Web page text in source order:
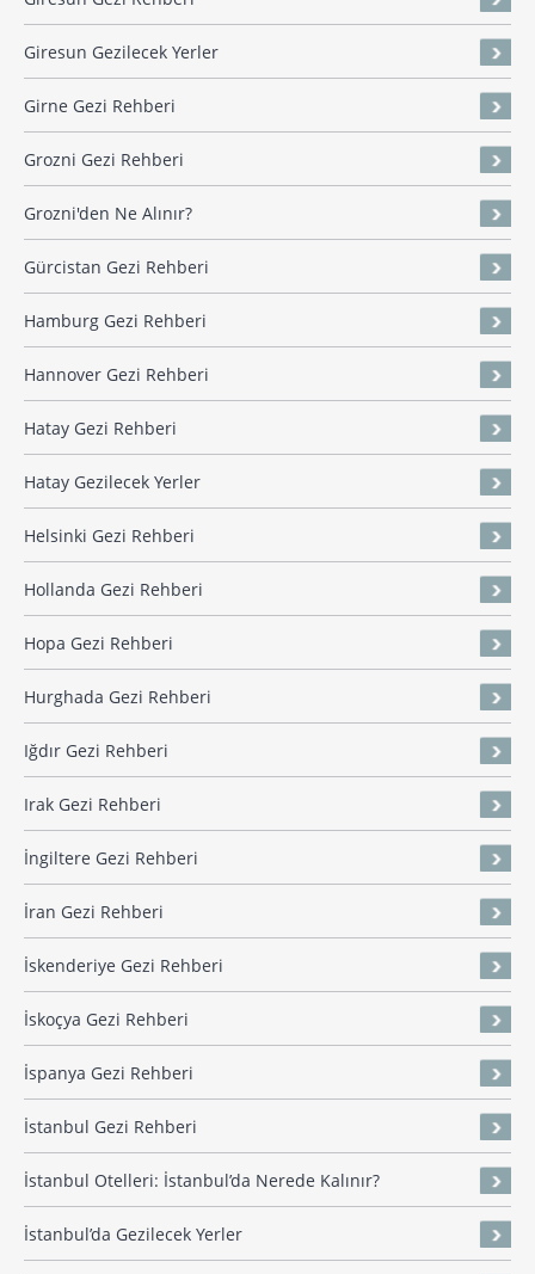
Giresun Gezilecek Yerler
Girne Gezi Rehberi
Grozni Gezi Rehberi
Grozni'den Ne Alınır?
Gürcistan Gezi Rehberi
Hamburg Gezi Rehberi
Hannover Gezi Rehberi
Hatay Gezi Rehberi
Hatay Gezilecek Yerler
Helsinki Gezi Rehberi
Hollanda Gezi Rehberi
Hopa Gezi Rehberi
Hurghada Gezi Rehberi
Iğdır Gezi Rehberi
Irak Gezi Rehberi
İngiltere Gezi Rehberi
İran Gezi Rehberi
İskenderiye Gezi Rehberi
İskoçya Gezi Rehberi
İspanya Gezi Rehberi
İstanbul Gezi Rehberi
İstanbul Otelleri: İstanbul’da Nerede Kalınır?
İstanbul’da Gezilecek Yerler